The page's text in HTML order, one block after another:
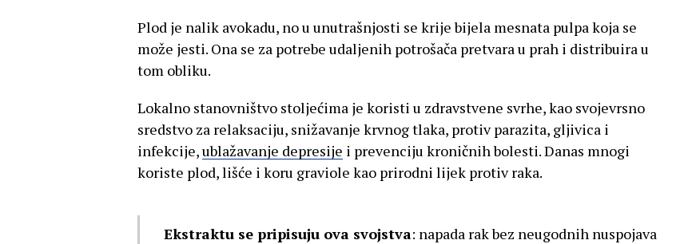
Plod je nalik avokadu, no u unutrašnjosti se krije bijela mesnata pulpa koja se
može jesti. Ona se za potrebe udaljenih potrošača pretvara u prah i distribuira u
tom obliku.
Lokalno stanovništvo stoljećima je koristi u zdravstvene svrhe, kao svojevrsno
sredstvo za relaksaciju, snižavanje krvnog tlaka, protiv parazita, gljivica i
infekcije,ublažavanje depresije i prevenciju kroničnih bolesti. Danas mnogi
koriste plod, lišće i koru graviole kao prirodni lijek protiv raka.
Ekstraktu se pripisuju ova svojstva: napada rak bez neugodnih nuspojava